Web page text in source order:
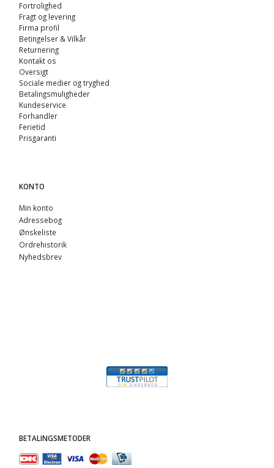
Fortrolighed
Fragt og levering
Firma profil
Betingelser & Vilkår
Returnering
Kontakt os
Oversigt
Sociale medier og tryghed
Betalingsmuligheder
Kundeservice
Forhandler
Ferietid
Prisgaranti
KONTO
Min konto
Adressebog
Ønskeliste
Ordrehistorik
Nyhedsbrev
BETALINGSMETODER